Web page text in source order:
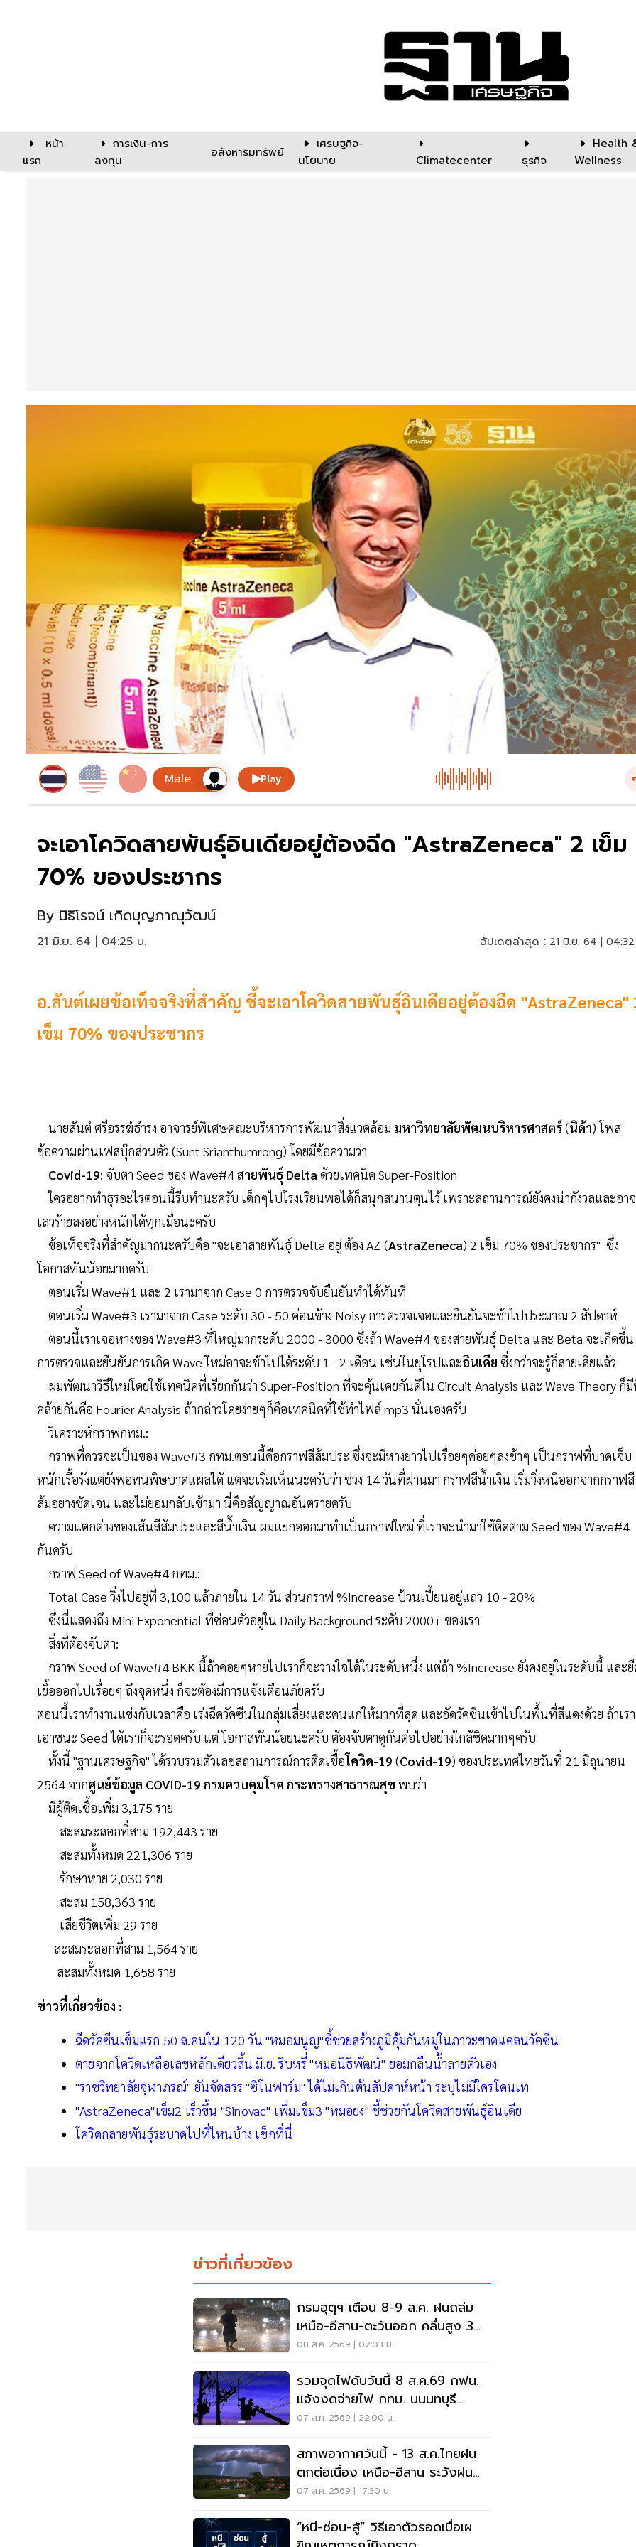
หน้า
แรก
การเงิน-การ
ลงทุน
อสังหาริมทรัพย์
เศรษฐกิจ-
นโยบาย
Climatecenter ธุรกิจ
Health
Wellness
Play
จะเอาโควิดสายพันธุ์อินเดียอยู่ต้องฉีด "AstraZeneca" 2 เข็ม
70% ของประชากร
By นิธิโรจน์ เกิดบุญภาณุวัฒน์
21 มิ.ย. 64 | 04:25 น. อัปเดตล่าสุด : 21 มิ.ย. 64 |
อ.สันต์เผยข้อเท็จจริงที่สำคัญ ชี้จะเอาโควิดสายพันธุ์อินเดียอยู่ต้องฉีด "AstraZeneca"
เข็ม 70% ของประชากร
นายสันต์ ศรีอรรฆ์ธำรง อาจารย์พิเศษคณะบริหารการพัฒนาสิ่งแวดล้อม มหาวิทยาลัยพัฒนบริหารศาสตร์(นิด้า) โพส
ข้อความผ่านเฟสบุ๊กส่วนตัว (Sunt Srianthumrong) โดยมีข้อความว่า
Covid-19: จับตา Seed ของ Wave#4สายพันธุ์ Delta ด้วยเทคนิค Super-Position
ใครอยากทำธุรอะไรตอนนี้รีบทำนะครับ เด็กๆไปโรงเรียนพอได้ก็สนุกสนานตุนไว้ เพราะสถานการณ์ยังคงน่ากังวลและอาจ
เลวร้ายลงอย่างหนักได้ทุกเมื่อนะครับ
ข้อเท็จจริงที่สำคัญมากนะครับคือ "จะเอาสายพันธุ์ Delta อยู่ ต้อง AZ (AstraZeneca) 2 เข็ม 70% ของประชากร" ซึ่ง
โอกาสทันน้อยมากครับ
ตอนเริ่ม Wave#1 และ 2 เรามาจาก Case 0 การตรวจจับยืนยันทำได้ทันที
ตอนเริ่ม Wave#3 เรามาจาก Case ระดับ 30 - 50 ค่อนข้าง Noisy การตรวจเจอและยืนยันจะช้าไปประมาณ 2 สัปดาห์
ตอนนี้เราเจอหางของ Wave#3 ที่ใหญ่มากระดับ 2000 - 3000 ซึ่งถ้า Wave#4 ของสายพันธุ์ Delta และ Beta จะเกิดขึ้น
การตรวจและยืนยันการเกิด Wave ใหม่อาจะช้าไปได้ระดับ 1 - 2 เดือน เช่นในยุโรปและอินเดีย ซึ่งกว่าจะรู้ก็สายเสียแล้ว
ผมพัฒนาวิธีใหม่โดยใช้เทคนิคที่เรียกกันว่า Super-Position ที่จะคุ้นเคยกันดีใน Circuit Analysis และ Wave Theory ก็
คล้ายกันคือ Fourier Analysis ถ้ากล่าวโดยง่ายๆก็คือเทคนิคที่ใช้ทำไฟล์ mp3 นั่นเองครับ
วิเคราะห์กราฟกทม.:
กราฟที่ควรจะเป็นของ Wave#3 กทม.ตอนนี้คือกราฟสีส้มประ ซึ่งจะมีหางยาวไปเรื่อยๆค่อยๆลงช้าๆ เป็นกราฟที่บาดเจ็บ
หนักเรื้อรังแต่ยังพอทนพิษบาดแผลได้ แต่จะเริ่มเห็นนะครับว่า ช่วง 14 วันที่ผ่านมา กราฟสีน้ำเงิน เริ่มวิ่งหนีออกจากกราฟสี
ส้มอยางชัดเจน และไม่ยอมกลับเข้ามา นี่คือสัญญาณอันตรายครับ
ความแตกต่างของเส้นสีส้มประและสีน้ำเงิน ผมแยกออกมาทำเป็นกราฟใหม่ ที่เราจะนำมาใช้ติดตาม Seed ของ Wave#4
กันครับ
กราฟ Seed of Wave#4 กทม.:
Total Case วิ่งไปอยู่ที่ 3,100 แล้วภายใน 14 วัน ส่วนกราฟ %Increase ป้วนเปี้ยนอยู่แถว 10 - 20%
ซึ่งนี่แสดงถึง Mini Exponential ที่ซ่อนตัวอยู่ใน Daily Background ระดับ 2000+ ของเรา
สิ่งที่ต้องจับตา:
กราฟ Seed of Wave#4 BKK นี้ถ้าค่อยๆหายไปเราก็จะวางใจได้ในระดับหนึ่ง แต่ถ้า %Increase ยังคงอยู่ในระดับนี้ และ
เยื้อออกไปเรื่อยๆ ถึงจุดหนึ่ง ก็จะต้องมีการแจ้งเตือนภัยครับ
ตอนนี้เราทำงานแข่งกับเวลาคือ เร่งฉีดวัคซีนในกลุ่มเสี่ยงและคนแก่ให้มากที่สุด และอัดวัคซีนเข้าไปในพื้นที่สีแดงด้วย ถ้าเรา
เอาชนะ Seed ได้เราก็จะรอดครับ แต่ โอกาสทันน้อยนะครับ ต้องจับตาดูกันต่อไปอย่างใกล้ชิดมากๆครับ
ทั้งนี้ "ฐานเศรษฐกิจ" ได้รวบรวมตัวเลขสถานการณ์การติดเชื้อโควิด-19 (Covid-19) ของประเทศไทยวันที่ 21 มิถุนายน
2564 จากศูนย์ข้อมูล COVID-19 กรมควบคุมโรค กระทรวงสาธารณสุข พบว่า
มีผู้ติดเชื้อเพิ่ม 3,175 ราย
สะสมระลอกที่สาม 192,443 ราย
สะสมทั้งหมด 221,306 ราย
รักษาหาย 2,030 ราย
สะสม 158,363 ราย
เสียชีวิตเพิ่ม 29 ราย
สะสมระลอกที่สาม 1,564 ราย
สะสมทั้งหมด 1,658 ราย
ข่าวที่เกี่ยวข้อง :
ฉีดวัคซีนเข็มแรก 50 ล.คนใน 120 วัน "หมอมนูญ"ชี้ช่วยสร้างภูมิคุ้มกันหมู่ในภาวะขาดแคลนวัคซีน
ตายจากโควิดเหลือเลขหลักเดียวสิ้น มิ.ย. ริบหรี่ "หมอนิธิพัฒน์" ยอมกลืนน้ำลายตัวเอง
"ราชวิทยาลัยจุฬาภรณ์" ยันจัดสรร "ซิโนฟาร์ม" ได้ไม่เกินต้นสัปดาห์หน้า ระบุไม่มีใครโดนเท
"AstraZeneca"เข็ม2 เร็วขึ้น "Sinovac" เพิ่มเข็ม3 "หมอยง" ชี้ช่วยกันโควิดสายพันธุ์อินเดีย
โควิดกลายพันธุ์ระบาดไปที่ไหนบ้าง เช็กที่นี่
ข่าวที่เกี่ยวข้อง
กรมอุตุฯ เตือน 8-9 ส.ค. ฝนถล่ม
เหนือ-อีสาน-ตะวันออก คลื่นสูง 3
เมตร
08 ส.ค. 2569 | 02:03 น.
รวมจุดไฟดับวันนี้ 8 ส.ค.69 กฟน.
แจ้งงดจ่ายไฟ กทม. นนนทบุรี
สมุทรปราการ
07 ส.ค. 2569 | 22:00 น.
สภาพอากาศวันนี้ - 13 ส.ค.ไทยฝน
ตกต่อเนื่อง เหนือ-อีสาน ระวังฝน
ตกหนักมากบางแห่ง
07 ส.ค. 2569 | 17:30 น.
“หนี-ซ่อน-สู้” วิธีเอาตัวรอดเมื่อเผ